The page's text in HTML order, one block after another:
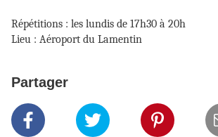
Répétitions : les lundis de 17h30 à 20h
Lieu : Aéroport du Lamentin
Partager